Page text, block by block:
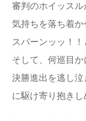
審判のホイッス
気持ちを落ち着
スパーンッッ！
そして、何巡目
決勝進出を逃し
に駆け寄り抱き